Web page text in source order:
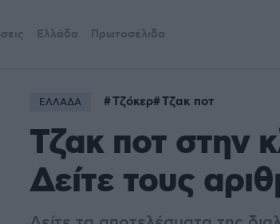
Ελλάδα Πρωτοσέλιδα
ΕΛΛΑΔΑ Τζόκερ Τζακ ποτ
Τζακ ποτ στην
Δείτε τους